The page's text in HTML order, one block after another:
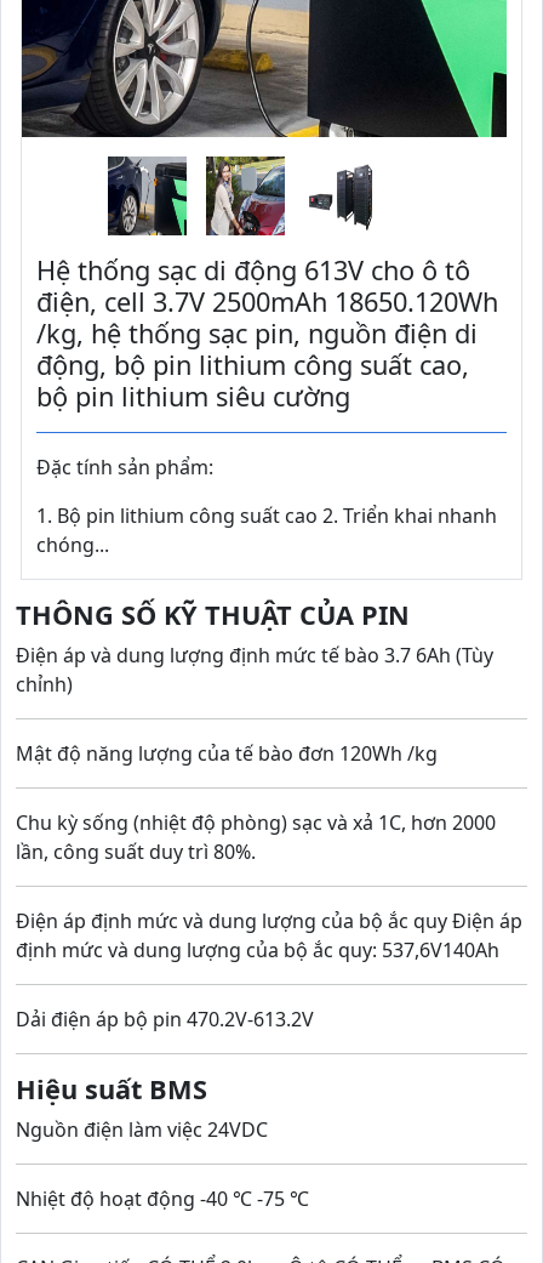
Hệ thống sạc di động 613V cho ô tô
điện, cell 3.7V 2500mAh 18650.120Wh
/kg, hệ thống sạc pin, nguồn điện di
động, bộ pin lithium công suất cao,
bộ pin lithium siêu cường
Đặc tính sản phẩm:
1. Bộ pin lithium công suất cao 2. Triển khai nhanh
chóng...
THÔNG SỐ KỸ THUẬT CỦA PIN
Điện áp và dung lượng định mức tế bào 3.7 6Ah (Tùy
chỉnh)
Mật độ năng lượng của tế bào đơn 120Wh /kg
Chu kỳ sống (nhiệt độ phòng) sạc và xả 1C, hơn 2000
lần, công suất duy trì 80%.
Điện áp định mức và dung lượng của bộ ắc quy Điện áp
định mức và dung lượng của bộ ắc quy: 537,6V140Ah
Dải điện áp bộ pin 470.2V-613.2V
Hiệu suất BMS
Nguồn điện làm việc 24VDC
Nhiệt độ hoạt động -40 ℃ -75 ℃